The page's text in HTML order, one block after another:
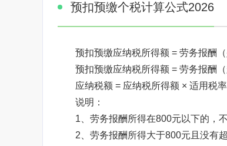
预扣预缴个税计算公式2026
预扣预缴应纳税所得额 = 劳务报酬
预扣预缴应纳税所得额 = 劳务报酬
应纳税额 = 应纳税所得额 × 适用税
说明：
1、劳务报酬所得在800元以下的，
2、劳务报酬所得大于800元且没有